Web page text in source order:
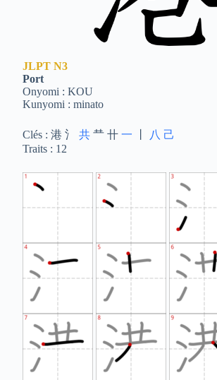
JLPT N3
Port
Onyomi : KOU
Kunyomi : minato
Clés : 港 氵共 龷 卄一 八 己
Traits : 12